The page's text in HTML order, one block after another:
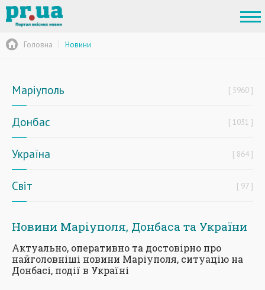
Головна Новини
Маріуполь 5960
Донбас 1031
Україна 864
Світ 97
Новини Маріуполя, Донбаса та України
Актуально, оперативно та достовірно про
найголовніші новини Маріуполя, ситуацію на
Донбасі, події в Україні